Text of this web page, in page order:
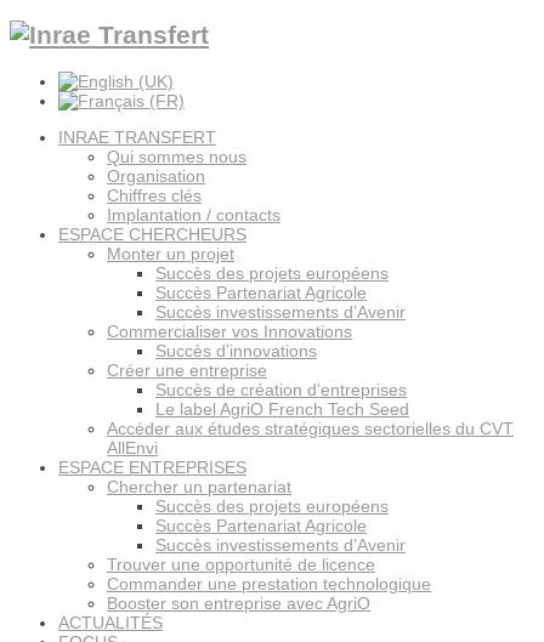
INRAE TRANSFERT
Qui sommes nous
Organisation
Chiffres clés
Implantation / contacts
ESPACE CHERCHEURS
Monter un projet
Succès des projets européens
Succès Partenariat Agricole
Succès investissements d’Avenir
Commercialiser vos Innovations
Succès d’innovations
Créer une entreprise
Succès de création d'entreprises
Le label AgriO French Tech Seed
Accéder aux études stratégiques sectorielles du CVT
AllEnvi
ESPACE ENTREPRISES
Chercher un partenariat
Succès des projets européens
Succès Partenariat Agricole
Succès investissements d’Avenir
Trouver une opportunité de licence
Commander une prestation technologique
Booster son entreprise avec AgriO
ACTUALITÉS